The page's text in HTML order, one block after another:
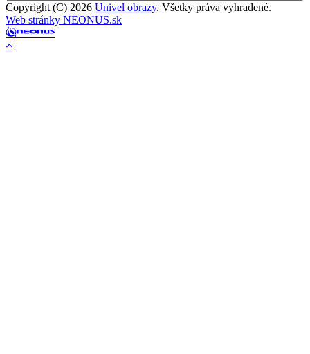
Copyright (C) 2026 Univel obrazy. Všetky práva vyhradené.
Web stránky NEONUS.sk